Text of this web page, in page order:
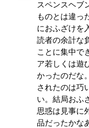
スペンスヘブ
ものとは違っ
におふざけを
読者の余計な
ことに集中で
ア若しくは遊
かったのだな
されたのは巧
い。結局おふ
思惑は見事に
品だったかな